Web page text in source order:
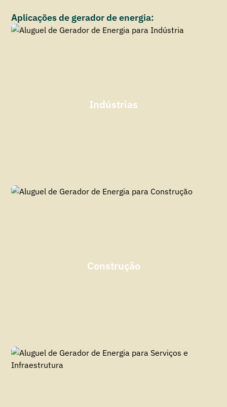
Aplicações de gerador de energia:
Indústrias
Construção